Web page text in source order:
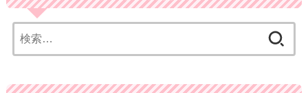
索: